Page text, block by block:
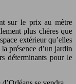
sur le prix au mètre
plus chères que
extérieur qu’elles
présence d’un jardin
déterminants pour le